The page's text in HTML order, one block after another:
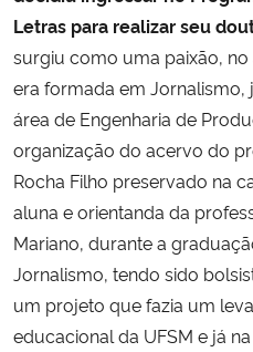
Letras para realizar seu
surgiu como uma paixão,
era formada em
área de Engenharia de
organização do acervo do
Rocha Filho preservado na
aluna e orientanda da
Mariano, durante a
Jornalismo, tendo sido
um projeto que fazia um
educacional da UFSM e já